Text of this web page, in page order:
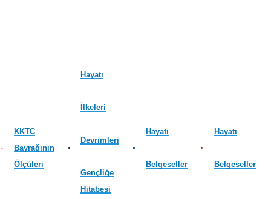
KKTC
Bayrağının
Ölçüleri
Hayatı
İlkeleri
Devrimleri
Gençliğe
Hitabesi
Hayatı
Belgeseller
Hayatı
Belgeseller